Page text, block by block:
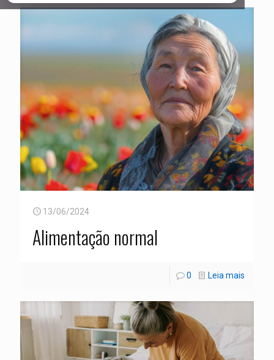
13/06/2024
Alimentação normal
0 Leia mais